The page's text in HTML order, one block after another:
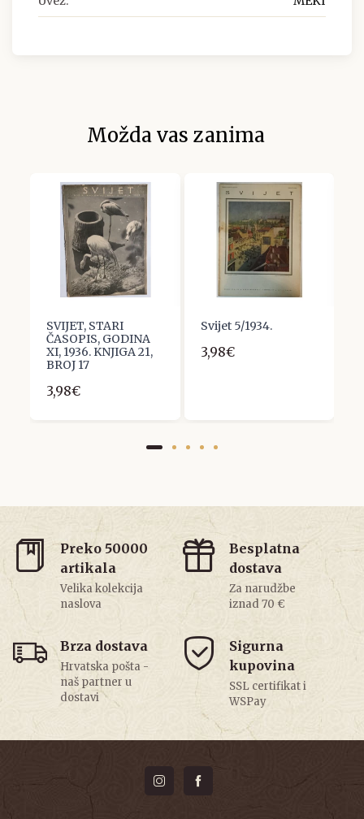
Možda vas zanima
SVIJET, STARI
ČASOPIS, GODINA
XI, 1936. KNJIGA 21,
BROJ 17
3,98€
Svijet 5/1934.
3,98€
Preko 50000
artikala
Velika kolekcija
naslova
Besplatna
dostava
Za narudžbe
iznad 70 €
Brza dostava
Hrvatska pošta -
naš partner u
dostavi
Sigurna
kupovina
SSL certifikat i
WSPay